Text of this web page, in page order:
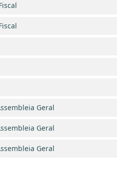
Geral
Geral
Geral